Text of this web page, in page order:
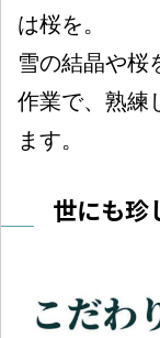
は桜を。
雪の結晶や桜
作業で、熟練
ます。
世にも珍